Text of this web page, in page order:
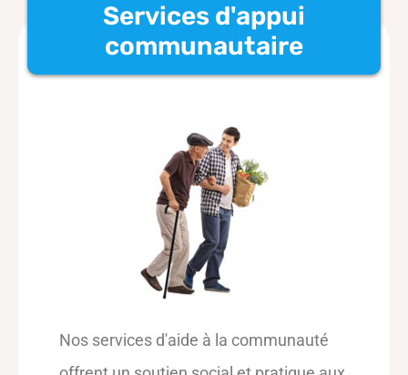
Services d'appui
communautaire
Nos services d'aide à la communauté